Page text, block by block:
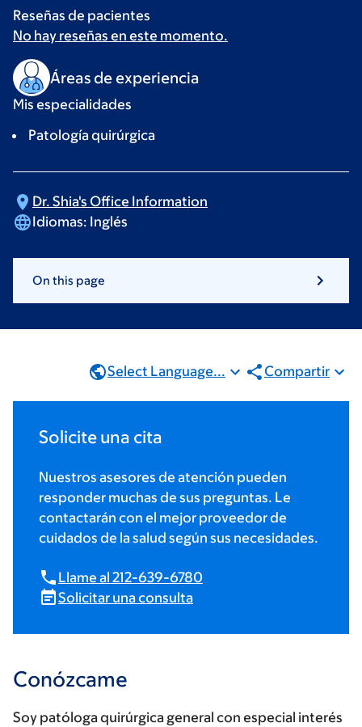
Reseñas de pacientes
No hay reseñas en este momento.
Áreas de experiencia
Mis especialidades
Patología quirúrgica
Dr. Shia's Office Information
Idiomas: Inglés
On this page
Select Language... Compartir
Solicite una cita
Nuestros asesores de atención pueden
responder muchas de sus preguntas. Le
contactarán con el mejor proveedor de
cuidados de la salud según sus necesidades.
Llame al 212-639-6780
Solicitar una consulta
Conózcame
Soy patóloga quirúrgica general con especial interés